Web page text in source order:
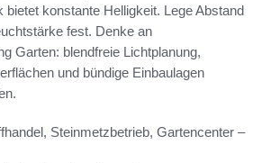
konstante Helligkeit. Lege Abstand
fest. Denke an
Garten: blendfreie Lichtplanung,
und bündige Einbaulagen
Steinmetzbetrieb, Gartencenter –